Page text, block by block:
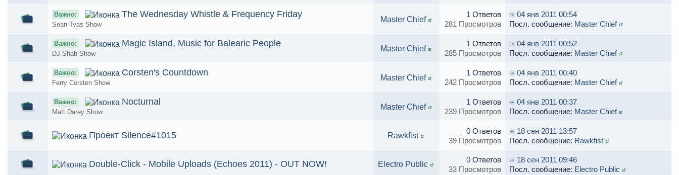
Важно: The Wednesday Whistle & Frequency Friday
Sean Tyas Show
Master Chief
1 Ответов
281 Просмотров
04 янв 2011 00:54
Посл. сообщение: Master Chief
Важно: Magic Island, Music for Balearic People
DJ Shah Show
Master Chief
1 Ответов
285 Просмотров
04 янв 2011 00:52
Посл. сообщение: Master Chief
Важно: Corsten's Countdown
Ferry Corsten Show
Master Chief
1 Ответов
242 Просмотров
04 янв 2011 00:40
Посл. сообщение: Master Chief
Важно: Nocturnal
Matt Darey Show
Master Chief
1 Ответов
239 Просмотров
04 янв 2011 00:37
Посл. сообщение: Master Chief
Проект Silence#1015 Rawkfist
0 Ответов
39 Просмотров
18 сен 2011 13:57
Посл. сообщение: Rawkfist
Double-Click - Mobile Uploads (Echoes 2011) - OUT NOW! Electro Public
0 Ответов
33 Просмотров
18 сен 2011 09:46
Посл. сообщение: Electro Public